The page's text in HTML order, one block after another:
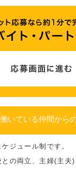
働いている仲間から
ジュール制です。
の両立、主婦(主夫